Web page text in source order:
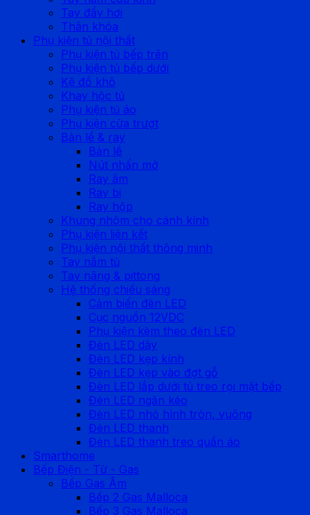
Tay đẩy hơi
Thân khóa
Phụ kiện tủ nội thất
Phụ kiện tủ bếp trên
Phụ kiện tủ bếp dưới
Kệ đồ khô
Khay hộc tủ
Phụ kiện tủ áo
Phụ kiện cửa trượt
Bản lề & ray
Bản lề
Nút nhấn mở
Ray âm
Ray bi
Ray hộp
Khung nhôm cho cánh kính
Phụ kiện liên kết
Phụ kiện nội thất thông minh
Tay nắm tủ
Tay nâng & pittong
Hệ thống chiếu sáng
Cảm biến đèn LED
Cục nguồn 12VDC
Phụ kiện kèm theo đèn LED
Đèn LED dây
Đèn LED kẹp kính
Đèn LED kẹp vào đợt gỗ
Đèn LED lắp dưới tủ treo rọi mặt bếp
Đèn LED ngăn kéo
Đèn LED nhỏ hình tròn, vuông
Đèn LED thanh
Đèn LED thanh treo quần áo
Smarthome
Bếp Điện - Từ - Gas
Bếp Gas Âm
Bếp 2 Gas Malloca
Bếp 3 Gas Malloca